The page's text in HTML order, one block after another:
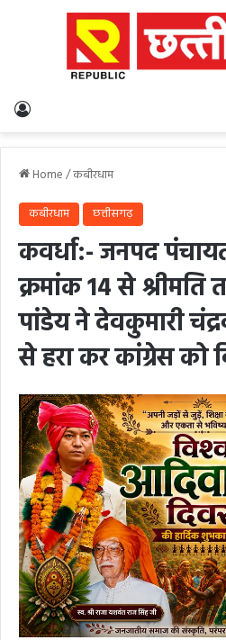
Home/कबीरधाम
कबीरधाम छत्तीसगढ़
कवर्धा:- जनपद
क्रमांक 14 से श्रीमति
पांडेय ने देवकुमारी
से हरा कर कांग्रेस को